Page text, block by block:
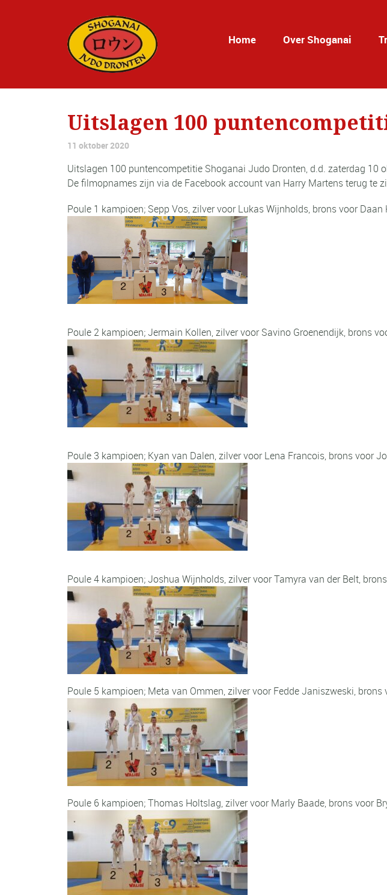
Home Over Shoganai
Uitslagen 100
11 oktober 2020
Uitslagen 100 puntencompetitie Shoganai Judo Dronten, d.d. zaterdag 10
De filmopnames zijn via de Facebook account van Harry Martens terug te
Poule 1 kampioen; Sepp Vos, zilver voor Lukas Wijnholds, brons voor
Poule 2 kampioen; Jermain Kollen, zilver voor Savino Groenendijk, brons
Poule 3 kampioen; Kyan van Dalen, zilver voor Lena Francois, brons voor
Poule 4 kampioen; Joshua Wijnholds, zilver voor Tamyra van der Belt,
Poule 5 kampioen; Meta van Ommen, zilver voor Fedde Janiszweski,
Poule 6 kampioen; Thomas Holtslag, zilver voor Marly Baade, brons voor